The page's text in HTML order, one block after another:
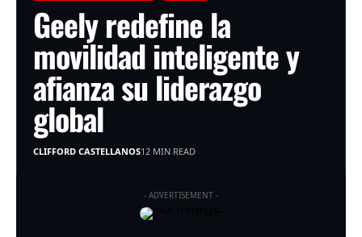
Geely redefine la
movilidad inteligente y
afianza su liderazgo
global
CLIFFORD CASTELLANOS12 MIN READ
- ADVERTISEMENT -